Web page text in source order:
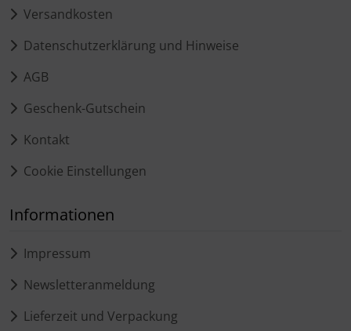
Versandkosten
Datenschutzerklärung und Hinweise
AGB
Geschenk-Gutschein
Kontakt
Cookie Einstellungen
Informationen
Impressum
Newsletteranmeldung
Lieferzeit und Verpackung